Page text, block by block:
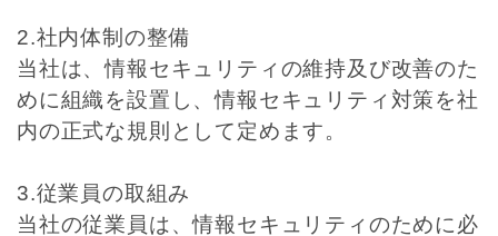
2.社内体制の整備
当社は、情報セキュリティの維持及び改善のた
めに組織を設置し、情報セキュリティ対策を社
内の正式な規則として定めます。
3.従業員の取組み
当社の従業員は、情報セキュリティのために必